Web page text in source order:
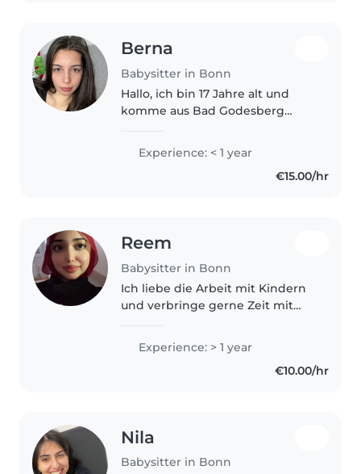
Berna
Babysitter in Bonn
Hallo, ich bin 17 Jahre alt und
komme aus Bad Godesberg
Babysitter-Job und habe viel
Freude am Umgang mit
Experience: < 1 year
€15.00/hr
Reem
Babysitter in Bonn
Ich liebe die Arbeit mit Kindern
und verbringe gerne Zeit mit
dadurch wertvolle Erfahrungen
Experience: > 1 year
€10.00/hr
Nila
Babysitter in Bonn